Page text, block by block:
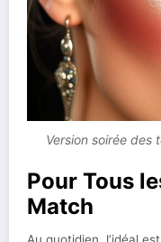
Version soirée des
Pour Tous
Match